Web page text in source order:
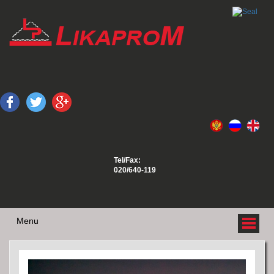
Tel/Fax:
020/640-119
Menu